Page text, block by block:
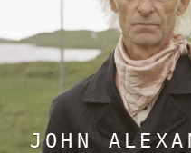
JOHN